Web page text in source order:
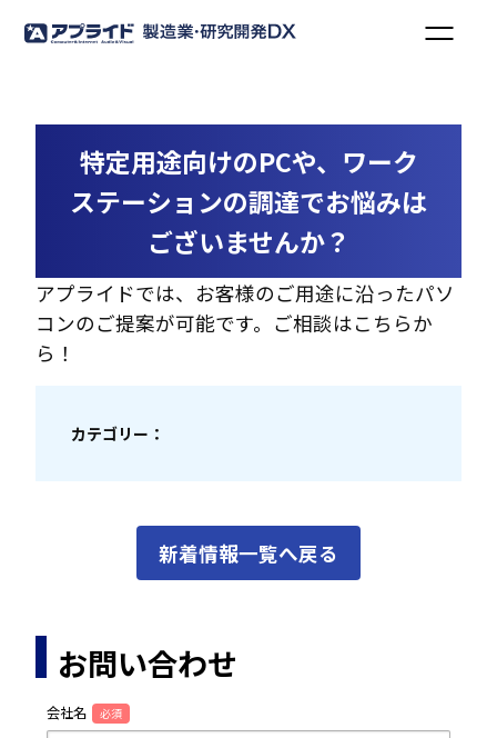
特定用途向けのPCや、ワーク
ステーションの調達でお悩みは
ございませんか？
アプライドでは、お客様のご用途に沿ったパソ
コンのご提案が可能です。ご相談はこちらか
ら！
カテゴリー：
新着情報一覧へ戻る
お問い合わせ
会社名 必須